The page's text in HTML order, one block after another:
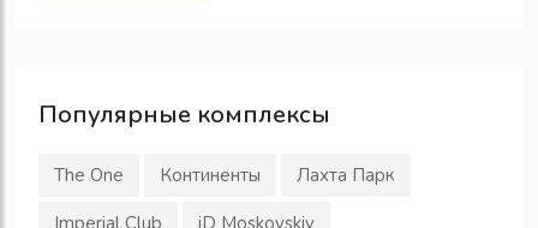
Популярные комплексы
The One Континенты
Лахта Парк